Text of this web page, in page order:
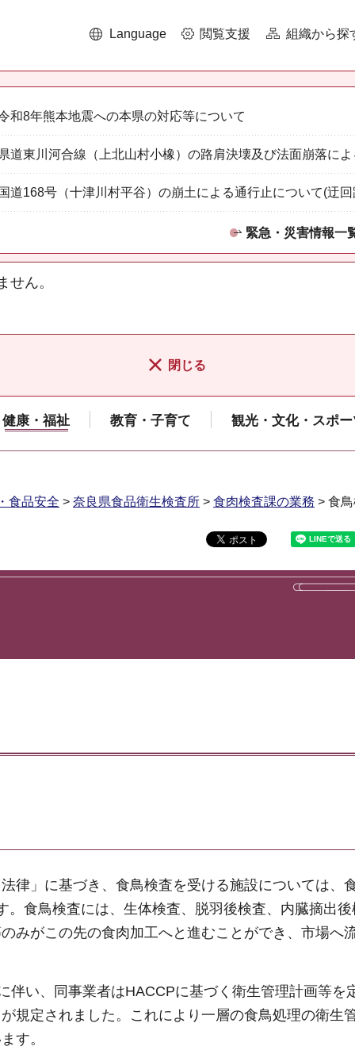
Language 閲覧支援 組織から探
和8年熊本地震への本県の対応等について
道東川河合線（上北山村小橡）の路肩決壊及び法面崩落に
道168号（十津川村平谷）の崩土による通行止について(迂
緊急・災害情報一
せん。
閉じる
健康・福祉 教育・子育て 観光・文化・スポー
食品安全 > 奈良県食品衛生検査所 > 食肉検査課の業務 > 食
律」に基づき、食鳥検査を受ける施設については、
食鳥検査には、生体検査、脱羽後検査、内臓摘出
みがこの先の食肉加工へと進むことができ、市場へ
伴い、同事業者はHACCPに基づく衛生管理計画等を
規定されました。これにより一層の食鳥処理の衛生
す。